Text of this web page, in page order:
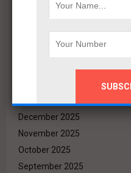
May 2026
December 2025
November 2025
October 2025
September 2025